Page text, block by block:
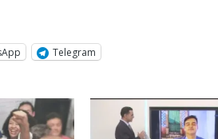
Telegram